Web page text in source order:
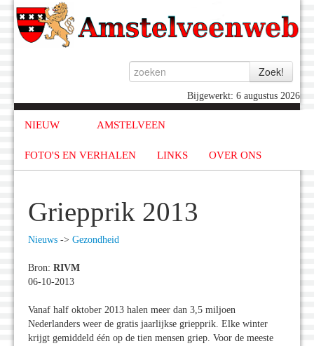
Bijgewerkt: 6 augustus 2026
NIEUW AMSTELVEEN
FOTO'S EN VERHALEN LINKS OVER ONS
Griepprik 2013
Nieuws -> Gezondheid
Bron: RIVM
06-10-2013
Vanaf half oktober 2013 halen meer dan 3,5 miljoen
Nederlanders weer de gratis jaarlijkse griepprik. Elke winter
krijgt gemiddeld één op de tien mensen griep. Voor de meeste